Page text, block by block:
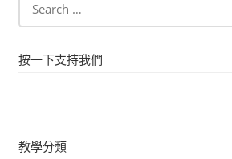
按一下支持我們
教學分類